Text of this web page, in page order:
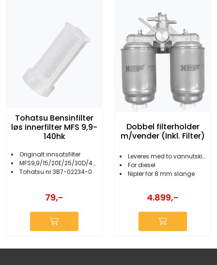
Tohatsu Bensinfilter
løs innerfilter MFS 9,9-
140hk
Originalt innsatsfilter
MFS9,9/15/20E/25/30D/40/50/60A/75-140A
Tohatsu nr 3B7-02234-0
79,-
Dobbel filterholder
m/vender (Inkl. Filter)
Leveres med to vannutskillerfilter
For diesel
Nipler for 8 mm slange
4.899,-